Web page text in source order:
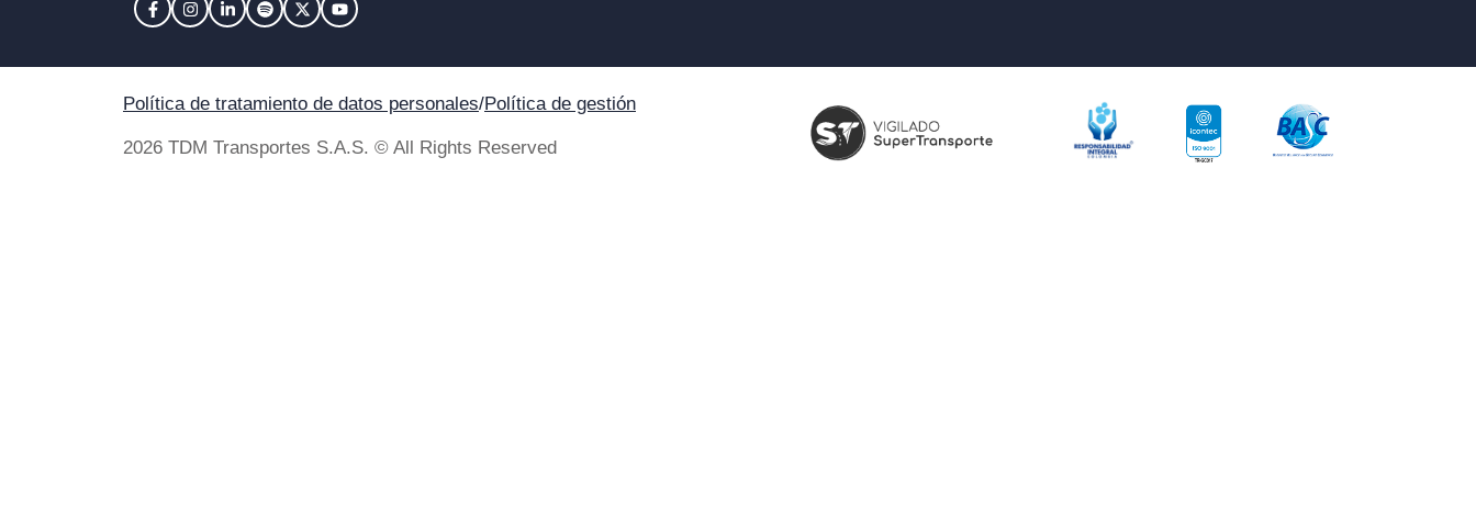
Política de tratamiento de datos personales/Política de gestión
2026 TDM Transportes S.A.S. © All Rights Reserved